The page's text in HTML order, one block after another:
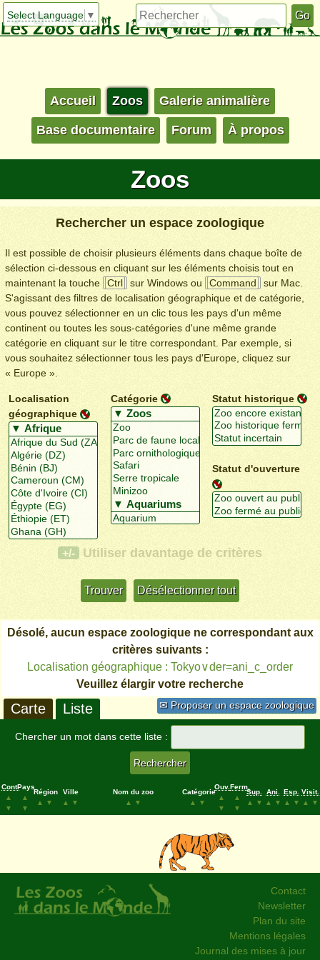
Select Language ▼
Accueil Zoos Galerie animalière
Base documentaire Forum À propos
Zoos
Rechercher un espace zoologique
Il est possible de choisir plusieurs éléments dans chaque boîte de
sélection ci-dessous en cliquant sur les éléments choisis tout en
maintenant la touche
Ctrl sur Windows ou Command
sur Mac.
S'agissant des filtres de localisation géographique et de catégorie,
vous pouvez sélectionner en un clic tous les pays d'un même
continent ou toutes les sous-catégories d'une même grande
catégorie en cliquant sur le titre correspondant. Par exemple, si
vous souhaitez sélectionner tous les pays d'Europe, cliquez sur
« Europe ».
Localisation
géographique
Catégorie Statut historique
Statut d'ouverture
+/- Utiliser davantage de critères
Désolé, aucun espace zoologique ne correspondant aux
critères suivants :
Localisation géographique : Tokyo∨der=ani_c_order
Veuillez élargir votre recherche
✉ Proposer un espace zoologique
Carte Liste
Chercher un mot dans cette liste :
Cont.
▲
▼
Pays
▲
▼
Région
▲
▼
Ville
▲
▼
Nom du zoo
▲
▼
Catégorie
▲
▼
Ouv.
▲
▼
Ferm.
▲
▼
Sup.
▲
▼
Ani.
▲
▼
Esp.
▲
▼
Visit.
▲
▼
Contact
Newsletter
Plan du site
Mentions légales
Journal des mises à jour